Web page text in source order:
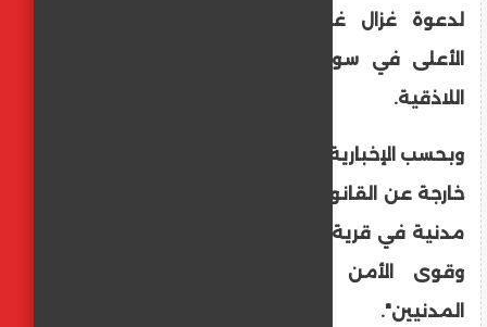
لدعوة غزال غزال، رئيس المجلس العلوي
الأعلى في سوريا والخارج، ومقره محافظة
اللاذقية.
وبحسب الإخبارية السورية الرسمية، فإن "عناصر
خارجة عن القانون استهدفت بالرصاص سيارات
مدنية في قرية المحروسة بريف حماة الغربي
وقوى الأمن تنتشر في المكان لتأمين
المدنيين".